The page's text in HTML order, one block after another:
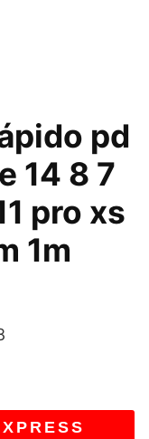
pd
14 8 7
pro xs
1m